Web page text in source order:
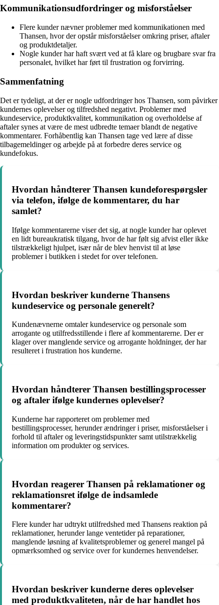
Kommunikationsudfordringer og misforståelser
Flere kunder nævner problemer med kommunikationen med
Thansen, hvor der opstår misforståelser omkring priser, aftaler
og produktdetaljer.
Nogle kunder har haft svært ved at få klare og brugbare svar fra
personalet, hvilket har ført til frustration og forvirring.
Sammenfatning
Det er tydeligt, at der er nogle udfordringer hos Thansen, som påvirker
kundernes oplevelser og tilfredshed negativt. Problemer med
kundeservice, produktkvalitet, kommunikation og overholdelse af
aftaler synes at være de mest udbredte temaer blandt de negative
kommentarer. Forhåbentlig kan Thansen tage ved lære af disse
tilbagemeldinger og arbejde på at forbedre deres service og
kundefokus.
Hvordan håndterer Thansen kundeforespørgsler
via telefon, ifølge de kommentarer, du har
samlet?
Ifølge kommentarerne viser det sig, at nogle kunder har oplevet
en lidt bureaukratisk tilgang, hvor de har følt sig afvist eller ikke
tilstrækkeligt hjulpet, især når de blev henvist til at løse
problemer i butikken i stedet for over telefonen.
Hvordan beskriver kunderne Thansens
kundeservice og personale generelt?
Kundenævnerne omtaler kundeservice og personale som
arrogante og utilfredsstillende i flere af kommentarerne. Der er
klager over manglende service og arrogante holdninger, der har
resulteret i frustration hos kunderne.
Hvordan håndterer Thansen bestillingsprocesser
og aftaler ifølge kundernes oplevelser?
Kunderne har rapporteret om problemer med
bestillingsprocesser, herunder ændringer i priser, misforståelser i
forhold til aftaler og leveringstidspunkter samt utilstrækkelig
information om produkter og services.
Hvordan reagerer Thansen på reklamationer og
reklamationsret ifølge de indsamlede
kommentarer?
Flere kunder har udtrykt utilfredshed med Thansens reaktion på
reklamationer, herunder lange ventetider på reparationer,
manglende løsning af kvalitetsproblemer og generel mangel på
opmærksomhed og service over for kundernes henvendelser.
Hvordan beskriver kunderne deres oplevelser
med produktkvaliteten, når de har handlet hos